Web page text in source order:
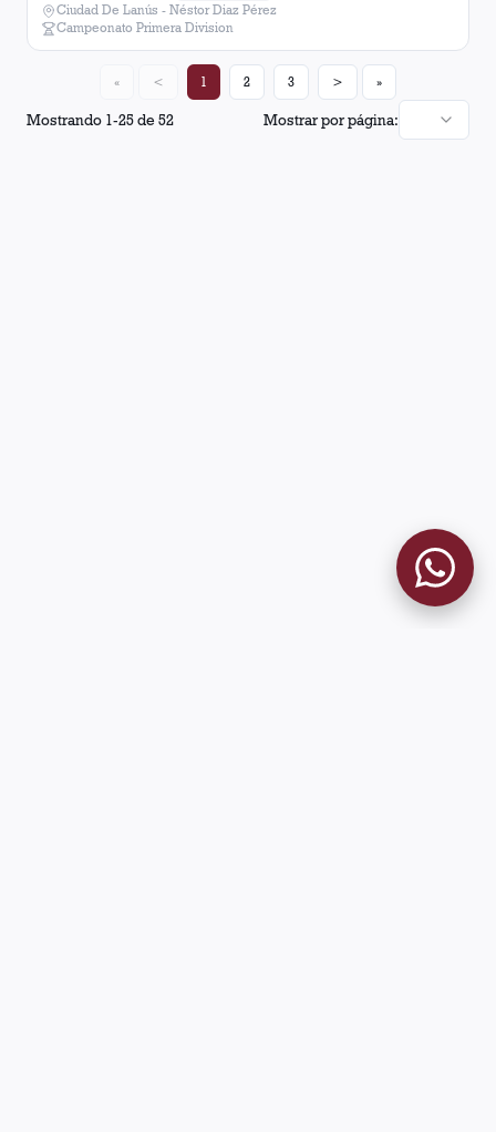
Ciudad De Lanús - Néstor Diaz Pérez
Campeonato Primera Division
Mostrando 1-25de52 Mostrar por página:
« < 1 2 3 > »